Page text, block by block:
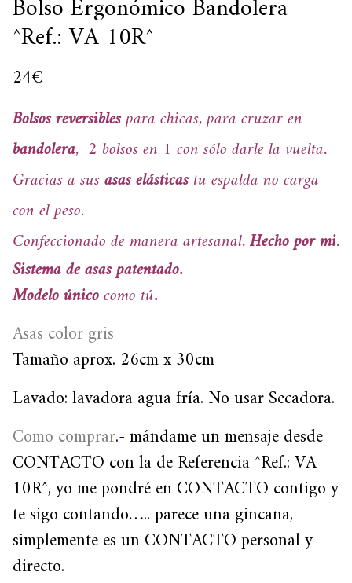
Bolso Ergonómico Bandolera
^Ref.: VA 10R^
24€
Bolsos reversiblespara chicas, para cruzar en
bandolera, 2 bolsos en 1 con sólo darle la vuelta.
Gracias a susasas elásticastu espalda no carga
con el peso.
Confeccionado de manera artesanal.Hecho por mi.
Sistema de asas patentado.
Modelo únicocomo tú.
Asas color gris
Tamaño aprox. 26cm x 30cm
Lavado: lavadora agua fría. No usar Secadora.
Como comprar.-mándame un mensaje desde
CONTACTO con la de Referencia ^Ref.: VA
10R^, yo me pondré en CONTACTO contigo y
te sigo contando….. parece una gincana,
simplemente es un CONTACTO personal y
directo.